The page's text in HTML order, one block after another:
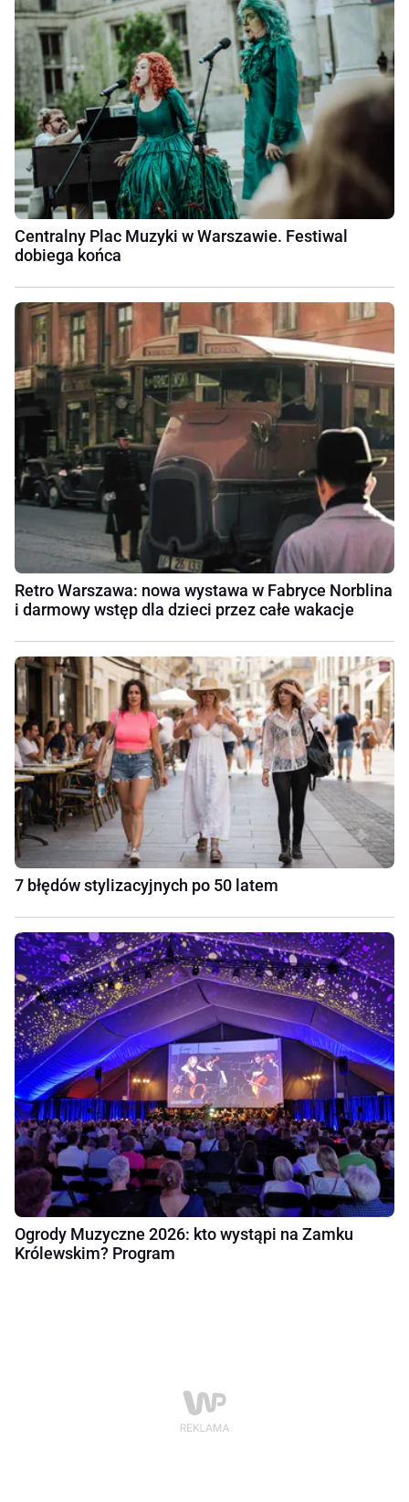
Centralny Plac Muzyki w Warszawie. Festiwal
dobiega końca
Retro Warszawa: nowa wystawa w Fabryce Norblina
i darmowy wstęp dla dzieci przez całe wakacje
7 błędów stylizacyjnych po 50 latem
Ogrody Muzyczne 2026: kto wystąpi na Zamku
Królewskim? Program